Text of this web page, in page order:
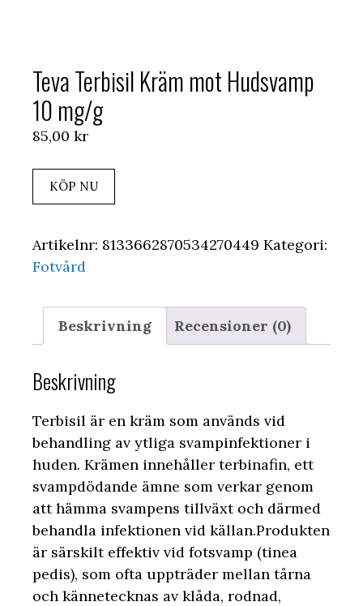
Teva Terbisil Kräm mot Hudsvamp
10 mg/g
85,00 kr
KÖP NU
Artikelnr: 8133662870534270449 Kategori:
Fotvård
Beskrivning Recensioner (0)
Beskrivning
Terbisil är en kräm som används vid
behandling av ytliga svampinfektioner i
huden. Krämen innehåller terbinafin, ett
svampdödande ämne som verkar genom
att hämma svampens tillväxt och därmed
behandla infektionen vid källan.Produkten
är särskilt effektiv vid fotsvamp (tinea
pedis), som ofta uppträder mellan tårna
och kännetecknas av klåda, rodnad,